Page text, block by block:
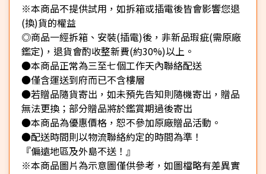
※本商品不提供試用，如拆箱或插電後皆會影響您退
(換)貨的權益
◎商品一經拆箱、安裝(插電)後，非新品瑕疵(需原廠
鑑定)，退貨會酌收整新費(約30%)以上。
●本商品正常為三至七個工作天內聯絡配送
●僅含運送到府而已不含樓層
●若贈品隨貨寄出，如未預先告知則隨機寄出，贈品
無法更換；部分贈品將於鑑賞期過後寄出
●本商品為優惠價格，恕不參加原廠贈品活動。
●配送時間則以物流聯絡約定的時間為準！
『偏遠地區及外島不送！』
※本商品圖片為示意圖僅供參考，如圖檔略有差異實